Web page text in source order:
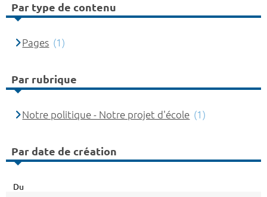
Par type de contenu
Pages (1)
Par rubrique
Notre politique - Notre projet d'école (1)
Par date de création
Du